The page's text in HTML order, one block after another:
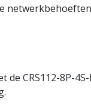
CRS112-8P-